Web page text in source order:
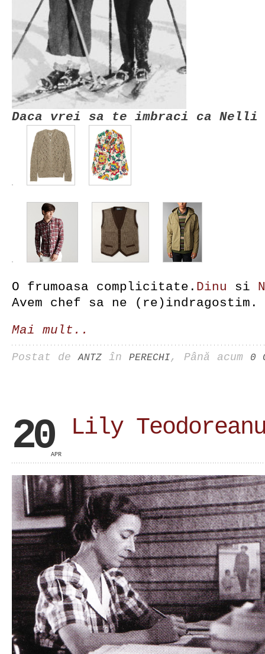
Daca vrei sa te imbraci ca
O frumoasa complicitate. Dinu si
Avem chef sa ne (re)indragostim.
Mai mult..
Postat deANTZ în PERECHI, Până acum 0
20APR
Lily